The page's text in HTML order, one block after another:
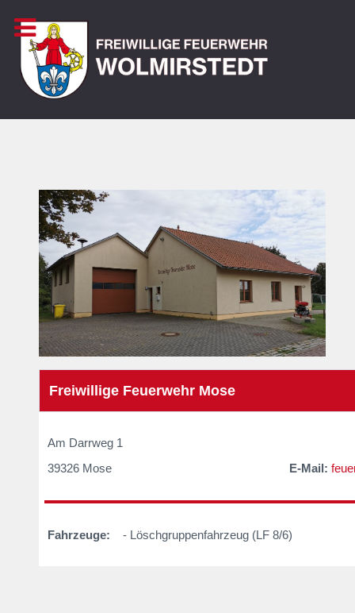
Freiwillige Feuerwehr Mose
Am Darrweg
39326 Mose E-Mail:
Fahrzeuge: - Löschgruppenfahrzeug (LF 8/6)